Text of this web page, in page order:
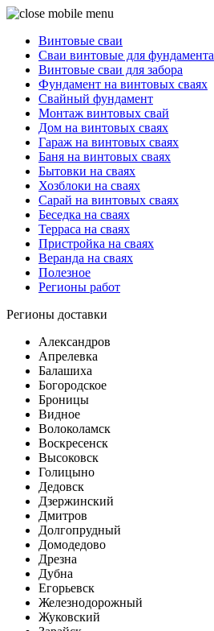
Винтовые сваи
Сваи винтовые для фундамента
Винтовые сваи для забора
Фундамент на винтовых сваях
Свайный фундамент
Монтаж винтовых свай
Дом на винтовых сваях
Гараж на винтовых сваях
Баня на винтовых сваях
Бытовки на сваях
Хозблоки на сваях
Сарай на винтовых сваях
Беседка на сваях
Терраса на сваях
Пристройка на сваях
Веранда на сваях
Полезное
Регионы работ
Регионы доставки
Александров
Апрелевка
Балашиха
Богородское
Броницы
Видное
Волоколамск
Воскресенск
Высоковск
Голицыно
Дедовск
Дзержинский
Дмитров
Долгопрудный
Домодедово
Дрезна
Дубна
Егорьевск
Железнодорожный
Жуковский